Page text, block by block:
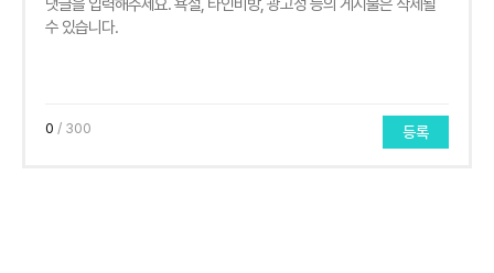
0 / 300 등록